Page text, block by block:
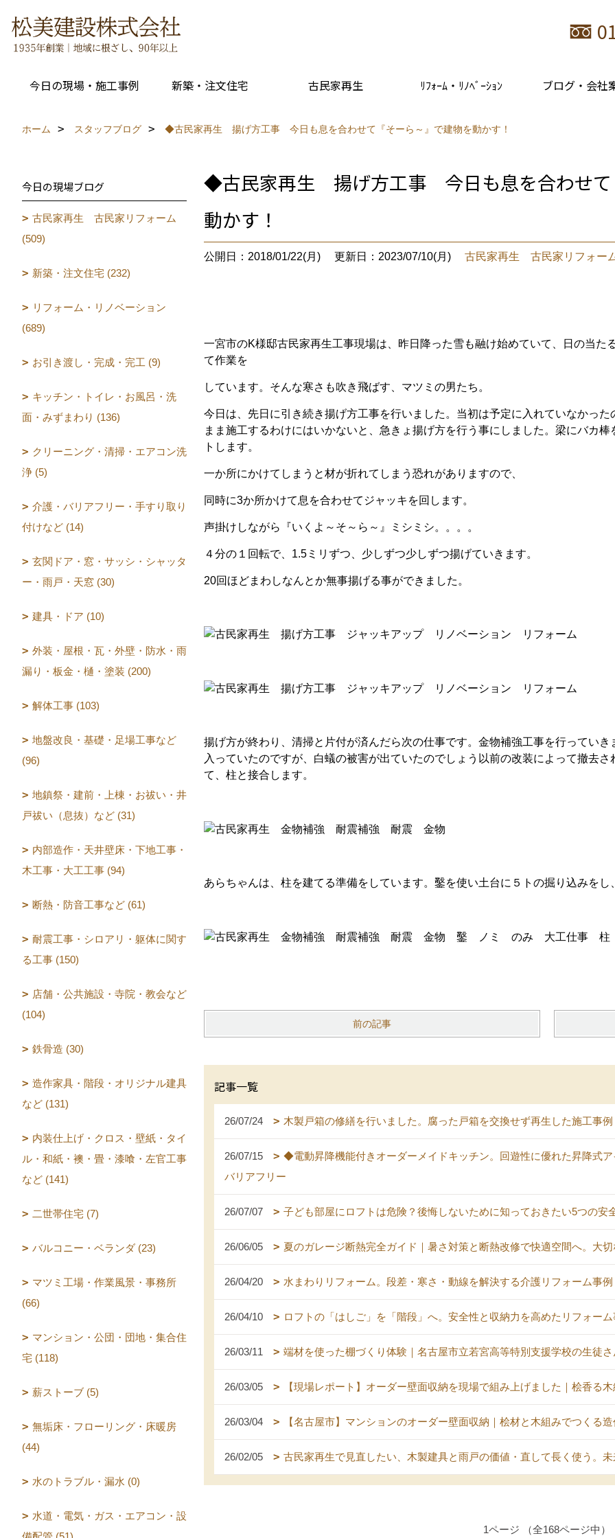
今日の現場・施工事例 新築・注文住宅 古民家再生 ﾘﾌｫｰﾑ・ﾘﾉﾍﾞｰｼｮﾝ ブログ・会社
ホーム スタッフブログ ◆古民家再生 揚げ方工事 今日も息を合わせて『そーら～』で建物を動かす！
◆古民家再生 揚げ方工事 今日も息を合わせて
動かす！
公開日：2018/01/22(月) 更新日：2023/07/10(月) 古民家再生 古民家リフォー
一宮市のK様邸古民家再生工事現場は、昨日降った雪も融け始めていて、日の当
て作業を
しています。そんな寒さも吹き飛ばす、マツミの男たち。
今日は、先日に引き続き揚げ方工事を行いました。当初は予定に入れていなかっ
まま施工するわけにはいかないと、急きょ揚げ方を行う事にしました。梁にバカ
トします。
一か所にかけてしまうと材が折れてしまう恐れがありますので、
同時に3か所かけて息を合わせてジャッキを回します。
声掛けしながら『いくよ～そ～ら～』ミシミシ。。。。
４分の１回転で、1.5ミリずつ、少しずつ少しずつ揚げていきます。
20回ほどまわしなんとか無事揚げる事ができました。
揚げ方が終わり、清掃と片付が済んだら次の仕事です。金物補強工事を行ってい
入っていたのですが、白蟻の被害が出ていたのでしょう以前の改装によって撤去
て、柱と接合します。
あらちゃんは、柱を建てる準備をしています。鑿を使い土台に５トの掘り込みを
前の記事
記事一覧
26/07/24 木製戸箱の修繕を行いました。腐った戸箱を交換せず再生した施工事
26/07/15
◆電動昇降機能付きオーダーメイドキッチン。回遊性に優れた昇降式
バリアフリー
26/07/07 子ども部屋にロフトは危険？後悔しないために知っておきたい5つの安
26/06/05 夏のガレージ断熱完全ガイド｜暑さ対策と断熱改修で快適空間へ。大
26/04/20 水まわりリフォーム。段差・寒さ・動線を解決する介護リフォーム事例
26/04/10 ロフトの「はしご」を「階段」へ。安全性と収納力を高めたリフォー
26/03/11 端材を使った棚づくり体験｜名古屋市立若宮高等特別支援学校の生徒
26/03/05 【現場レポート】オーダー壁面収納を現場で組み上げました｜桧香る
26/03/04 【名古屋市】マンションのオーダー壁面収納｜桧材と木組みでつくる
26/02/05 古民家再生で見直したい、木製建具と雨戸の価値・直して長く使う。
1ページ （全168ページ中）
今日の現場ブログ
古民家再生 古民家リフォーム
(509)
新築・注文住宅 (232)
リフォーム・リノベーション
(689)
お引き渡し・完成・完工 (9)
キッチン・トイレ・お風呂・洗
面・みずまわり (136)
クリーニング・清掃・エアコン洗
浄 (5)
介護・バリアフリー・手すり取り
付けなど (14)
玄関ドア・窓・サッシ・シャッタ
ー・雨戸・天窓 (30)
建具・ドア (10)
外装・屋根・瓦・外壁・防水・雨
漏り・板金・樋・塗装 (200)
解体工事 (103)
地盤改良・基礎・足場工事など
(96)
地鎮祭・建前・上棟・お祓い・井
戸祓い（息抜）など (31)
内部造作・天井壁床・下地工事・
木工事・大工工事 (94)
断熱・防音工事など (61)
耐震工事・シロアリ・躯体に関す
る工事 (150)
店舗・公共施設・寺院・教会など
(104)
鉄骨造 (30)
造作家具・階段・オリジナル建具
など (131)
内装仕上げ・クロス・壁紙・タイ
ル・和紙・襖・畳・漆喰・左官工事
など (141)
二世帯住宅 (7)
バルコニー・ベランダ (23)
マツミ工場・作業風景・事務所
(66)
マンション・公団・団地・集合住
宅 (118)
薪ストーブ (5)
無垢床・フローリング・床暖房
(44)
水のトラブル・漏水 (0)
水道・電気・ガス・エアコン・設